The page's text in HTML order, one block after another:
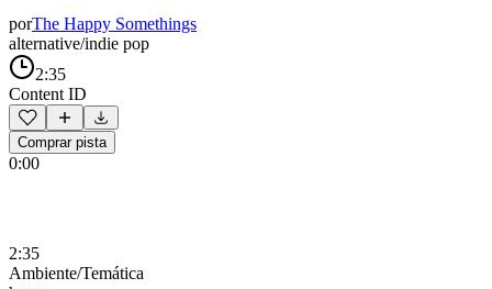
porThe Happy Somethings
alternative/indie pop
2:35
Content ID
Comprar pista
0:00
2:35
Ambiente/Temática